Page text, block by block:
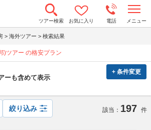
ツアー検索 お気に入り 電話 メニュー
o
n
a
v
t
> 海外ツアー > 検索結果
)ツアー の格安プラン
+ 条件変更
ーも含めて表示
絞り込み 該当： 197 件